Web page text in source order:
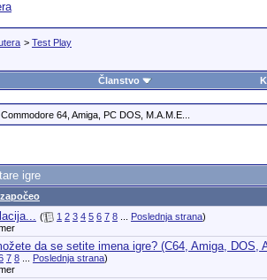
> Test Play
Članstvo
64, Amiga, PC DOS, M.A.M.E...
igre
( 1 2 3 4 5 6 7 8... Poslednja strana)
da se setite imena igre? (C64, Amiga, DOS,
7 8... Poslednja strana)